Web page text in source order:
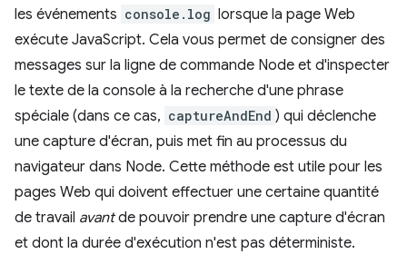
les événements console.log lorsque la page Web
exécute JavaScript. Cela vous permet de consigner des
messages sur la ligne de commande Node et d'inspecter
le texte de la console à la recherche d'une phrase
spéciale (dans ce cas, captureAndEnd ) qui déclenche
une capture d'écran, puis met fin au processus du
navigateur dans Node. Cette méthode est utile pour les
pages Web qui doivent effectuer une certaine quantité
de travail avantde pouvoir prendre une capture d'écran
et dont la durée d'exécution n'est pas déterministe.